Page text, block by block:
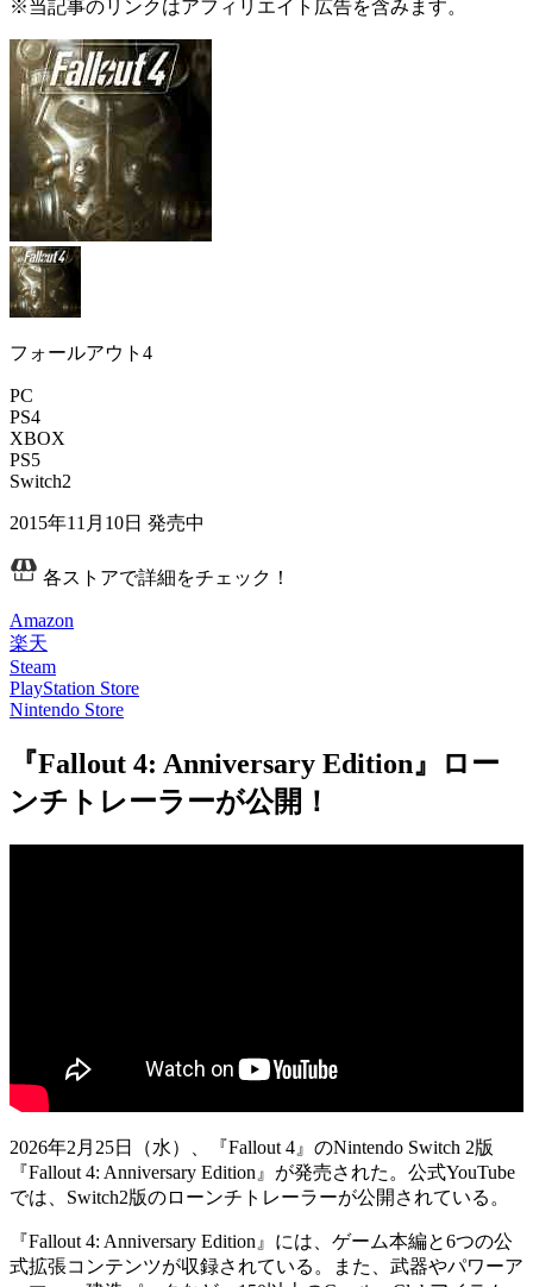
※当記事のリンクはアフィリエイト広告を含みます。
フォールアウト4
PC
PS4
XBOX
PS5
Switch2
2015年11月10日 発売中
各ストアで詳細をチェック！
Amazon
楽天
Steam
PlayStation Store
Nintendo Store
『Fallout 4: Anniversary Edition』ロー
ンチトレーラーが公開！
2026年2月25日（水）、『Fallout 4』のNintendo Switch 2版
『Fallout 4: Anniversary Edition』 が発売された。公式YouTube
では、Switch2版のローンチトレーラーが公開されている。
『Fallout 4: Anniversary Edition』には、 ゲーム本編と6つの公
式拡張コンテンツが収録されている。また、武器やパワーア